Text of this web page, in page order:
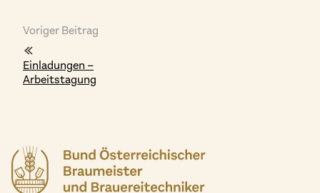
Voriger Beitrag
Einladungen –
Arbeitstagung